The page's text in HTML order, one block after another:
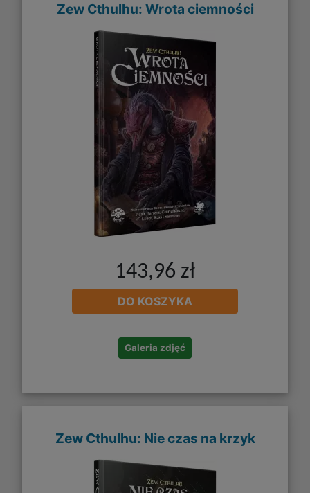
Zew Cthulhu: Wrota ciemności
143,96 zł
DO KOSZYKA
Galeria zdjęć
Zew Cthulhu: Nie czas na krzyk